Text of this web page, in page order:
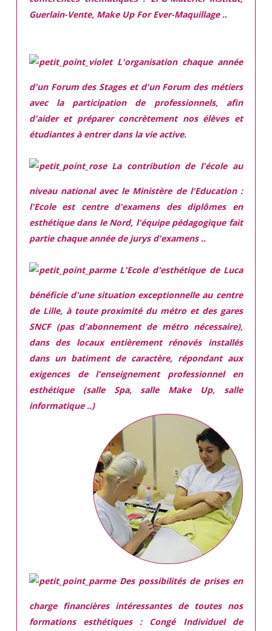
Guerlain-Vente, Make Up For Ever-Maquillage ..
L'organisation chaque année
d'un Forum des Stages et d'un Forum des métiers
avec la participation de professionnels, afin
d'aider et préparer concrètement nos élèves et
étudiantes à entrer dans la vie active.
La contribution de l'école au
niveau national avec le Ministère de l'Education :
l'Ecole est centre d'examens des diplômes en
esthétique dans le Nord, l'équipe pédagogique fait
partie chaque année de jurys d'examens ..
L'Ecole d'esthétique de Luca
bénéficie d'une situation exceptionnelleau centre
de Lille, à toute proximité du métro et des gares
SNCF (pas d'abonnement de métro nécessaire),
dans des locaux entièrement rénovés installés
dans un batiment de caractère, répondant aux
exigencesde l'enseignement professionnel en
esthétique (salle Spa, salle Make Up, salle
informatique ..)
Des possibilités de prises en
charge financières intéressantes de toutes nos
formations esthétiques :Congé Individuel de